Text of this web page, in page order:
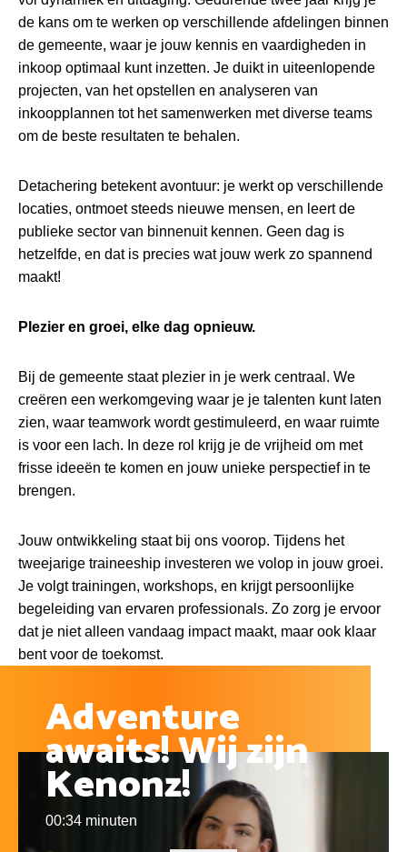
de kans om te werken op verschillende afdelingen binnen
de gemeente, waar je jouw kennis en vaardigheden in
inkoop optimaal kunt inzetten. Je duikt in uiteenlopende
projecten, van het opstellen en analyseren van
inkoopplannen tot het samenwerken met diverse teams
om de beste resultaten te behalen.
Detachering betekent avontuur: je werkt op verschillende
locaties, ontmoet steeds nieuwe mensen, en leert de
publieke sector van binnenuit kennen. Geen dag is
hetzelfde, en dat is precies wat jouw werk zo spannend
maakt!
Plezier en groei, elke dag opnieuw.
Bij de gemeente staat plezier in je werk centraal. We
creëren een werkomgeving waar je je talenten kunt laten
zien, waar teamwork wordt gestimuleerd, en waar ruimte
is voor een lach. In deze rol krijg je de vrijheid om met
frisse ideeën te komen en jouw unieke perspectief in te
brengen.
Jouw ontwikkeling staat bij ons voorop. Tijdens het
tweejarige traineeship investeren we volop in jouw groei.
Je volgt trainingen, workshops, en krijgt persoonlijke
begeleiding van ervaren professionals. Zo zorg je ervoor
dat je niet alleen vandaag impact maakt, maar ook klaar
bent voor de toekomst.
Adventure
awaits! Wij zijn
Kenonz!
00:34 minuten